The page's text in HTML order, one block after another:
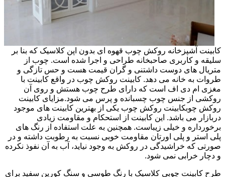
کابینت آشپزخانه روکش چوب قهوه ای بدون اپن کلاسیک که بنا بر
سلیقه و کاربری صاحبخانه طراحی و اجرا شده است. چوب از
متریال های دوست داشتنی و گران قیمت هست و حس تازگی و
طروات به خانه می دهد. کابینت روکش چوب در واقع کابینت با
مغزی ام دی اف است که دارای طرح چوب هستش و روی آن
روکشی از جنس چوب چسبانده و پرس می شود.مزایای کابینت
روکش چوبکابینت روکش چوب یکی از بهترین کابینت های موجود
دربازار می باشد. این کابینت از استحکام و مقاومت زیادی
برخورداره و خیلی زیباست. همچنین به علت استفاده از رنگ های
پلی استر و پلی اورتان مقاومت خوبی نسبت به رطوبت داشته و در
صورتی که خراشیدگی در روکش به وجود نیاید، آب به آن نفوذ نکرده
و دچار خرابی نمی شود.
طرح کابینت چوبی کلاسیک با رنگ طوسی و سنگ کورین سفید برای